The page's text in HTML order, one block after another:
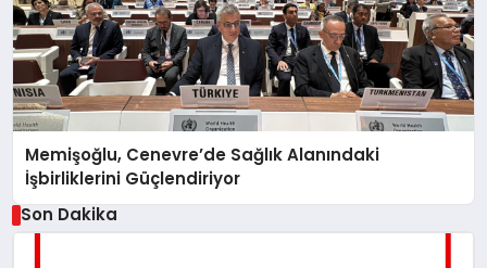
Memişoğlu, Cenevre’de Sağlık Alanındaki
İşbirliklerini Güçlendiriyor
Son Dakika